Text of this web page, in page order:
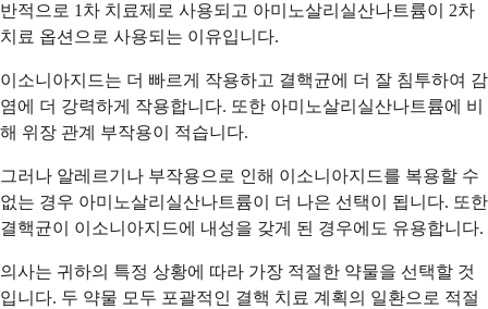
반적으로 1차 치료제로 사용되고 아미노살리실산나트륨이 2차
치료 옵션으로 사용되는 이유입니다.
이소니아지드는 더 빠르게 작용하고 결핵균에 더 잘 침투하여 감
염에 더 강력하게 작용합니다. 또한 아미노살리실산나트륨에 비
해 위장 관계 부작용이 적습니다.
그러나 알레르기나 부작용으로 인해 이소니아지드를 복용할 수
없는 경우 아미노살리실산나트륨이 더 나은 선택이 됩니다. 또한
결핵균이 이소니아지드에 내성을 갖게 된 경우에도 유용합니다.
의사는 귀하의 특정 상황에 따라 가장 적절한 약물을 선택할 것
입니다. 두 약물 모두 포괄적인 결핵 치료 계획의 일환으로 적절